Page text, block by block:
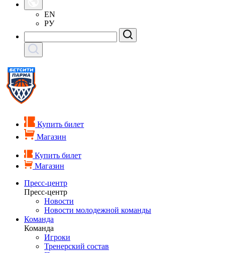
EN
РУ
Купить билет
Магазин
Купить билет
Магазин
Пресс-центр
Пресс-центр
Новости
Новости молодежной команды
Команда
Команда
Игроки
Тренерский состав